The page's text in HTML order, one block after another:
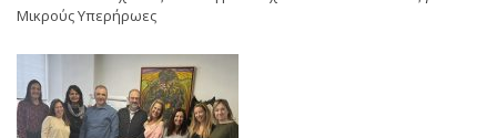
Μικρούς Υπερήρωες